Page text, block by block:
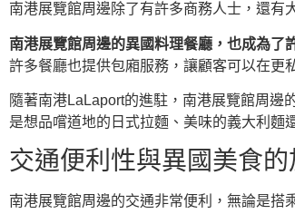
南港展覽館周邊除了有許多商務人士，還有
南港展覽館周邊的異國料理餐廳，也成為了
許多餐廳也提供包廂服務，讓顧客可以在更
隨著南港LaLaport的進駐，南港展覽館周邊
是想品嚐道地的日式拉麵、美味的義大利麵
交通便利性與異國美食
南港展覽館周邊的交通非常便利，無論是搭